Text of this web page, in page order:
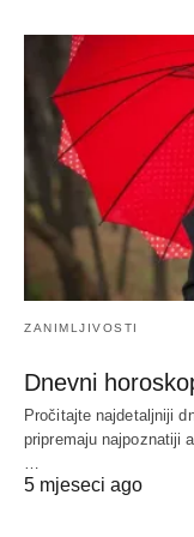
ZANIMLJIVOSTI
Dnevni
Pročitajte najdetaljniji
pripremaju najpoznatiji
5 mjeseci ago